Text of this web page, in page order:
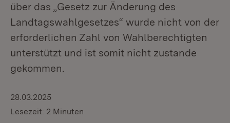
über das „Gesetz zur Änderung des
Landtagswahlgesetzes“ wurde nicht von der
erforderlichen Zahl von Wahlberechtigten
unterstützt und ist somit nicht zustande
gekommen.
28.03.2025
Lesezeit: 2 Minuten